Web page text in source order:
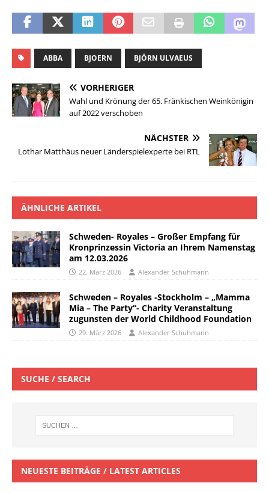
ABBA BJOERN BJÖRN ULVAEUS
VORHERIGER
Wahl und Krönung der 65. Fränkischen Weinkönigin
auf 2022 verschoben
NÄCHSTER
Lothar Matthäus neuer Länderspielexperte bei RTL
ÄHNLICHE ARTIKEL
Schweden- Royales – Großer Empfang für
Kronprinzessin Victoria an Ihrem Namenstag
am 12.03.2026
22. März 2026 Alexander Schuhmann
Schweden – Royales -Stockholm – „Mamma
Mia – The Party“- Charity Veranstaltung
zugunsten der World Childhood Foundation
29. März 2026 Alexander Schuhmann
SUCHE / SEARCH
NEUESTE BEITRÄGE / LATEST ARTICLES